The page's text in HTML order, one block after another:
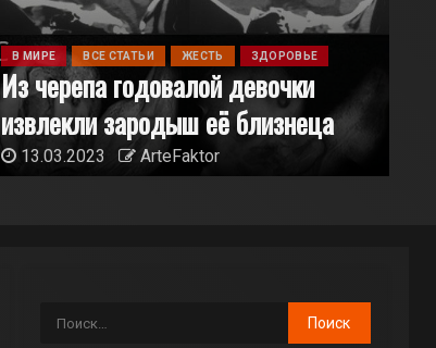
ВСЕ СТАТЬИ ЖЕСТЬ ЗДОРОВЬЕ
В Пакистане родился
двумя пенисами, но без ануса
30.04.2023 ArteFaktor
В МИРЕ ВСЕ СТАТЬИ ЖЕСТЬ ЗДОРОВЬЕ
Из черепа годовалой девочки
извлекли зародыш её близнеца
13.03.2023 ArteFaktor